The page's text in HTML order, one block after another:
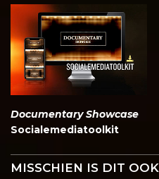
Documentary Showcase
Socialemediatoolkit
MISSCHIEN IS DIT